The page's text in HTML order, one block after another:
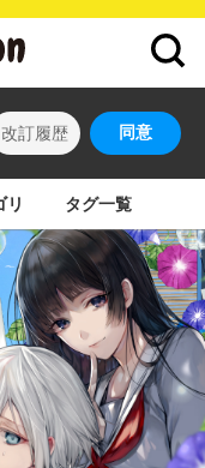
改訂履歴 同意
リ タグ一覧